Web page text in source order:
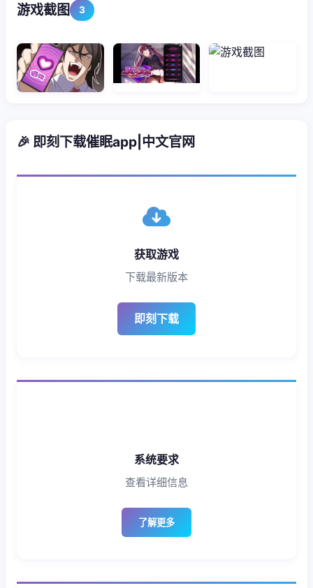
游戏截图 3
🎉 即刻下载催眠app|中文官网
获取游戏
下载最新版本
即刻下载
系统要求
查看详细信息
了解更多